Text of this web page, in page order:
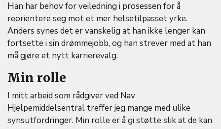
Han har behov for veiledning i prosessen for å
reorientere seg mot et mer helsetilpasset yrke.
Anders synes det er vanskelig at han ikke lenger kan
fortsette i sin drømmejobb, og han strever med at han
må gjøre et nytt karrierevalg.
Min rolle
I mitt arbeid som rådgiver ved Nav
Hjelpemiddelsentral treffer jeg mange med ulike
synsutfordringer. Min rolle er å gi støtte slik at de kan